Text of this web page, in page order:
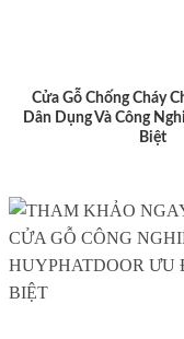
Cửa Gỗ Chống Cháy
Dân Dụng Và Công
Biệt